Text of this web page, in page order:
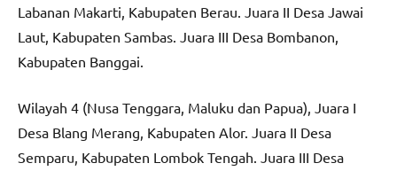
Labanan Makarti, Kabupaten Berau. Juara II Desa Jawai
Laut, Kabupaten Sambas. Juara III Desa Bombanon,
Kabupaten Banggai.
Wilayah 4 (Nusa Tenggara, Maluku dan Papua), Juara I
Desa Blang Merang, Kabupaten Alor. Juara II Desa
Semparu, Kabupaten Lombok Tengah. Juara III Desa